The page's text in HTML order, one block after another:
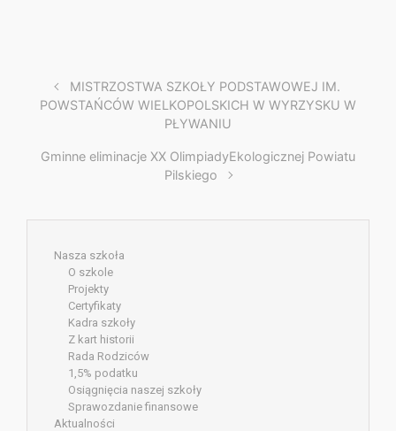
MISTRZOSTWA SZKOŁY PODSTAWOWEJ IM.
POWSTAŃCÓW WIELKOPOLSKICH W WYRZYSKU W
PŁYWANIU
Gminne eliminacje XX OlimpiadyEkologicznej Powiatu
Pilskiego
Nasza szkoła
O szkole
Projekty
Certyfikaty
Kadra szkoły
Z kart historii
Rada Rodziców
1,5% podatku
Osiągnięcia naszej szkoły
Sprawozdanie finansowe
Aktualności